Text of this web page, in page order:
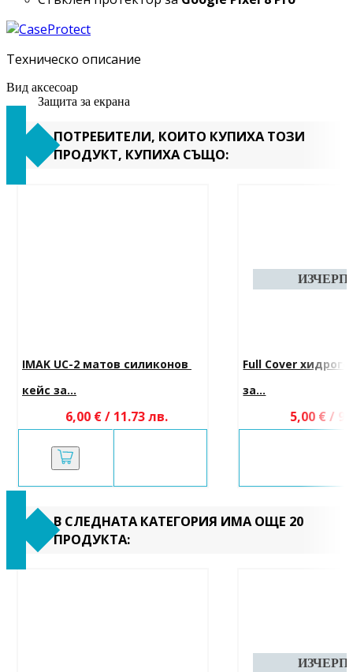
Техническо описание
Вид аксесоар
Защита за екрана
ПОТРЕБИТЕЛИ, КОИТО КУПИХА ТОЗИ
ПРОДУКТ, КУПИХА СЪЩО:
IMAK UC-2 матов силиконов
кейс за...
6,00 € / 11.73 лв.
Full Cover
за...
5,00 € /
В СЛЕДНАТА КАТЕГОРИЯ ИМА ОЩЕ 20
ПРОДУКТА: